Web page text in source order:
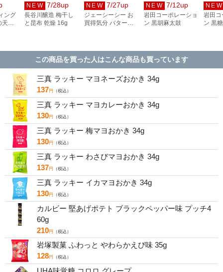
NEW 7/28up
長谷川醸造 梅干し
と昆布 乾燥 16g
NEW 7/27up
ジェーシーシー お
買得気分 バターピ
NEW 7/12up
岩田コーポレーショ
ン 黒胡麻太鼓
NEW
岩田コ
ン 黒
ング
ぷ
この商品を買った人はこんな商品も買っています
三真 ラッキー マヨネーズおかき 34g
137円 （税込）
三真 ラッキー マヨカレーおかき 34g
130円 （税込）
三真 ラッキー 梅マヨおかき 34g
130円 （税込）
三真 ラッキー わさびマヨおかき 34g
137円 （税込）
三真 ラッキー イカマヨおかき 34g
130円 （税込）
カルビー 堅あげポテト ブラックペッパー味 プッチ4
60g
210円 （税込）
岩塚製菓 ふわっと やわらかえび味 35g
128円 （税込）